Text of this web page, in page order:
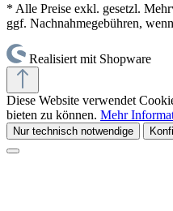
* Alle Preise exkl. gesetzl.
ggf. Nachnahmegebühren,
Realisiert mit Shopware
Diese Website verwendet
bieten zu können. Mehr
Nur technisch notwendige